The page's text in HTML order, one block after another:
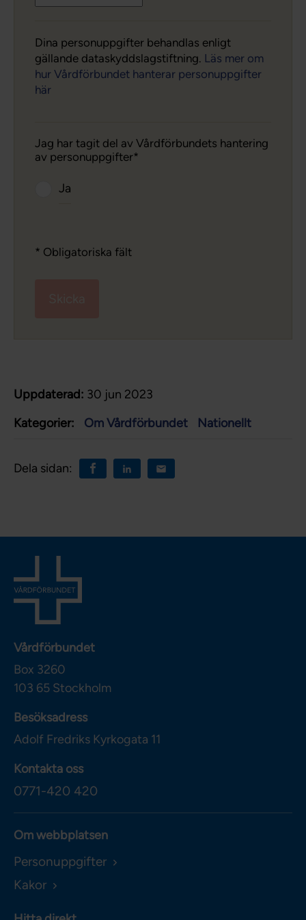
Dina personuppgifter behandlas enligt
gällande dataskyddslagstiftning. Läs mer om
hur Vårdförbundet hanterar personuppgifter
här
Jag har tagit del av Vårdförbundets hantering
av personuppgifter
Ja
* Obligatoriska fält
Uppdaterad: 30 jun 2023
Kategorier:
Om Vårdförbundet Nationellt
Dela sidan:
Vårdförbundet
Box 3260
103 65 Stockholm
Besöksadress
Adolf Fredriks Kyrkogata 11
Kontakta oss
0771-420 420
Om webbplatsen
Personuppgifter
Kakor